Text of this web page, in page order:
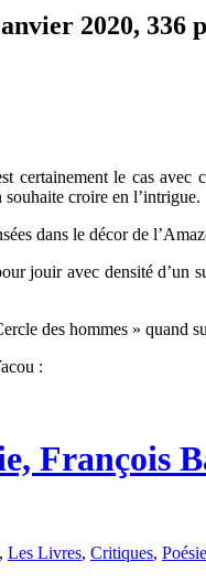
2020, 336
certainement le cas avec
croire en l’intrigue.
dans le décor de
jouir avec densité d’un
des hommes » quand
:
François
, Les Livres, Critiques, Poésie